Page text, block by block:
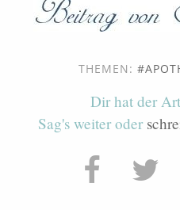
THEMEN:
Dir hat der
Sag's weiter oder